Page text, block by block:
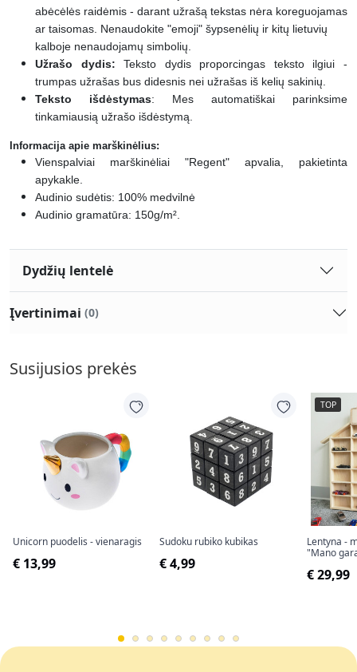
abėcėlės raidėmis - darant užrašą tekstas nėra koreguojamas
ar taisomas. Nenaudokite "emoji" šypsenėlių ir kitų lietuvių
kalboje nenaudojamų simbolių.
Užrašo dydis:
Teksto dydis proporcingas teksto ilgiui -
trumpas užrašas bus didesnis nei užrašas iš kelių sakinių.
Teksto išdėstymas: Mes automatiškai parinksime
tinkamiausią užrašo išdėstymą.
Informacija apie marškinėlius:
Vienspalviai marškinėliai "Regent" apvalia, pakietinta
apykakle.
Audinio sudėtis: 100% medvilnė
Audinio gramatūra: 150g/m².
Dydžių lentelė
Įvertinimai (0)
Susijusios prekės
Unicorn puodelis - vienaragis
€ 13,99
Sudoku rubiko kubikas
€ 4,99
TOP
Lentyna -
"Mano
€ 29,99